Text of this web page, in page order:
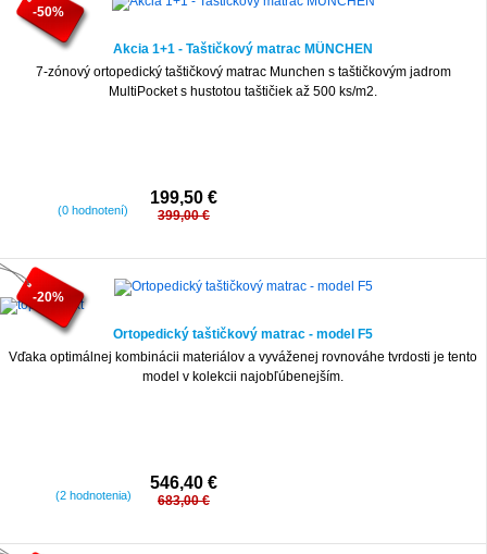
-50%
Akcia 1+1 - Taštičkový matrac MÜNCHEN
7-zónový ortopedický taštičkový matrac Munchen s taštičkovým jadrom
MultiPocket s hustotou taštičiek až 500 ks/m2.
(0 hodnotení)
199,50 €
399,00 €
-20%
Ortopedický taštičkový matrac - model F5
Vďaka optimálnej kombinácii materiálov a vyváženej rovnováhe tvrdosti je tento
model v kolekcii najobľúbenejším.
(2 hodnotenia)
546,40 €
683,00 €